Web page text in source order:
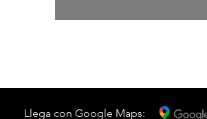
Llega con Google Maps: